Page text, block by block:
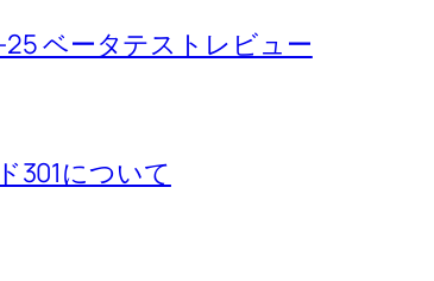
ベータテストレビュー
301について